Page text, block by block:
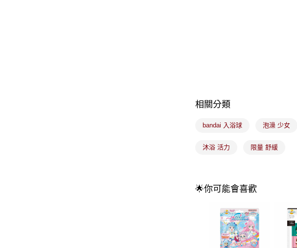
相關分類
bandai 入浴球 泡澡 少女
沐浴 活力 限量 舒緩
🌟你可能會喜歡